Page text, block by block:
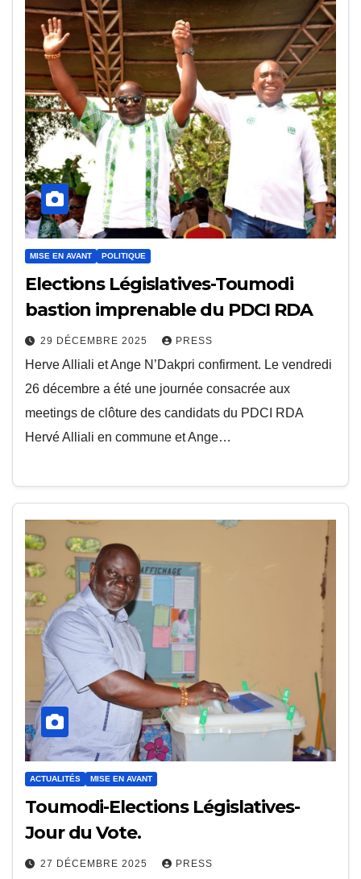
MISE EN AVANT POLITIQUE
Elections Législatives-Toumodi
bastion imprenable du PDCI RDA
29 DÉCEMBRE 2025 PRESS
Herve Alliali et Ange N’Dakpri confirment. Le vendredi
26 décembre a été une journée consacrée aux
meetings de clôture des candidats du PDCI RDA
Hervé Alliali en commune et Ange…
ACTUALITÉS MISE EN AVANT
Toumodi-Elections Législatives-
Jour du Vote.
27 DÉCEMBRE 2025 PRESS